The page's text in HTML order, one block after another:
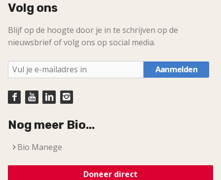
Volg ons
Blijf op de hoogte door je in te schrijven op de
nieuwsbrief of volg ons op social media.
Aanmelden
Nog meer Bio...
Bio Manege
Doneer direct